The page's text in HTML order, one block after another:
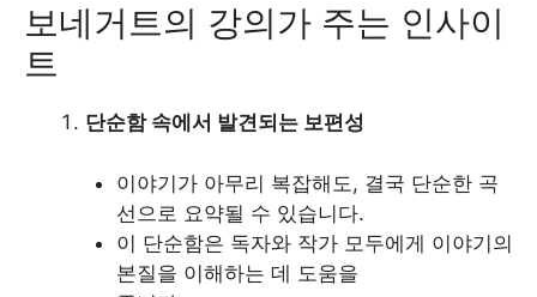
보네거트의 강의가 주는 인사이
트
단순함 속에서 발견되는 보편성
이야기가 아무리 복잡해도, 결국 단순한 곡
선으로 요약될 수 있습니다.
이 단순함은 독자와 작가 모두에게 이야기의
본질을 이해하는 데 도움을